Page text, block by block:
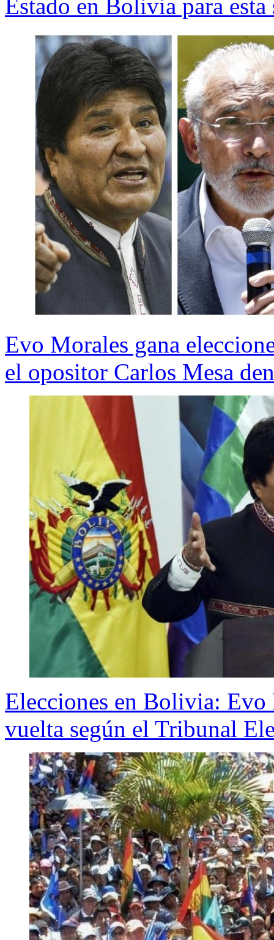
Estado en Bolivia para esta
Evo Morales gana
el opositor Carlos Mesa
Elecciones en Bolivia: Evo
vuelta según el Tribunal